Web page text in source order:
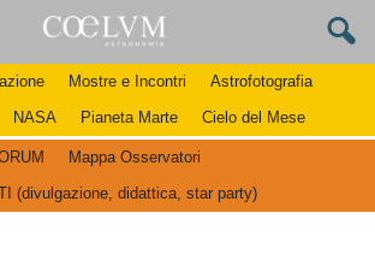
Mostre e Incontri
Astrofotografia
NASA Pianeta Marte Cielo del Mese
Mappa Osservatori
(divulgazione, didattica, star party)